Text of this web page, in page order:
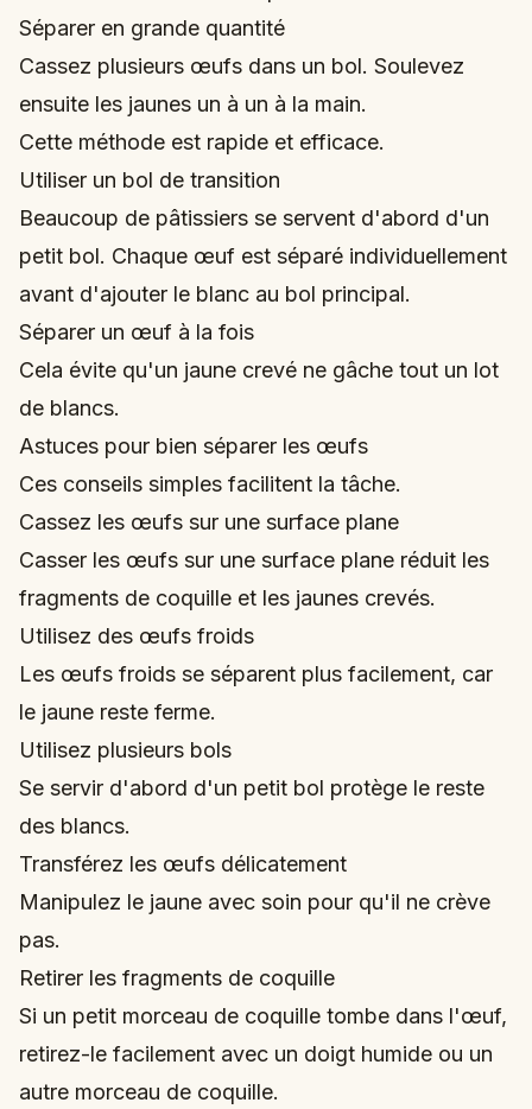
Séparer en grande quantité
Cassez plusieurs œufs dans un bol. Soulevez
ensuite les jaunes un à un à la main.
Cette méthode est rapide et efficace.
Utiliser un bol de transition
Beaucoup de pâtissiers se servent d'abord d'un
petit bol. Chaque œuf est séparé individuellement
avant d'ajouter le blanc au bol principal.
Séparer un œuf à la fois
Cela évite qu'un jaune crevé ne gâche tout un lot
de blancs.
Astuces pour bien séparer les œufs
Ces conseils simples facilitent la tâche.
Cassez les œufs sur une surface plane
Casser les œufs sur une surface plane réduit les
fragments de coquille et les jaunes crevés.
Utilisez des œufs froids
Les œufs froids se séparent plus facilement, car
le jaune reste ferme.
Utilisez plusieurs bols
Se servir d'abord d'un petit bol protège le reste
des blancs.
Transférez les œufs délicatement
Manipulez le jaune avec soin pour qu'il ne crève
pas.
Retirer les fragments de coquille
Si un petit morceau de coquille tombe dans l'œuf,
retirez-le facilement avec un doigt humide ou un
autre morceau de coquille.